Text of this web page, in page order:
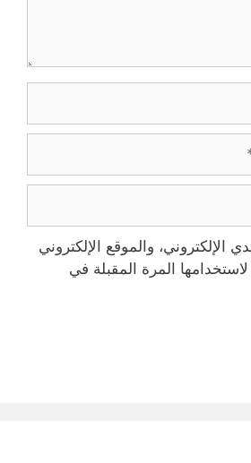
الإلكتروني، والموقع الإلكتروني
المرة المقبلة في